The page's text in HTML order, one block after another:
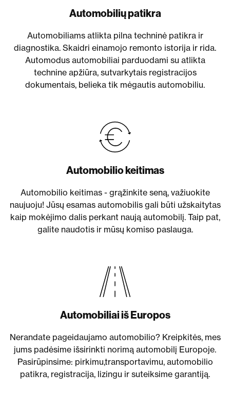
Automobilių patikra
Automobiliams atlikta pilna techninė patikra ir
diagnostika. Skaidri einamojo remonto istorija ir rida.
Automodus automobiliai parduodami su atlikta
technine apžiūra, sutvarkytais registracijos
dokumentais, belieka tik mėgautis automobiliu.
Automobilio keitimas
Automobilio keitimas - grąžinkite seną, važiuokite
naujuoju! Jūsų esamas automobilis gali būti užskaitytas
kaip mokėjimo dalis perkant naują automobilį. Taip pat,
galite naudotis ir mūsų komiso paslauga.
Automobiliai iš Europos
Nerandate pageidaujamo automobilio? Kreipkitės, mes
jums padėsime išsirinkti norimą automobilį Europoje.
Pasirūpinsime: pirkimu,transportavimu, automobilio
patikra, registracija, lizingu ir suteiksime garantiją.